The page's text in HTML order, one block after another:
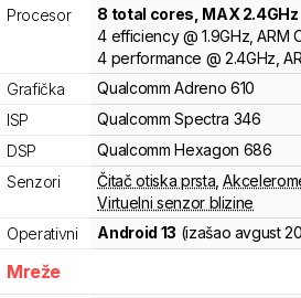
Procesor
8 total cores , MAX 2.4GHz
4 efficiency @ 1.9GHz,ARM
4 performance @ 2.4GHz,
Grafička
Qualcomm Adreno 610
ISP
Qualcomm Spectra 346
DSP
Qualcomm Hexagon 686
Senzori
Čitač otiska prsta ,
Virtuelni senzor blizine
Operativni
Android 13 (izašao avgust
Mreže